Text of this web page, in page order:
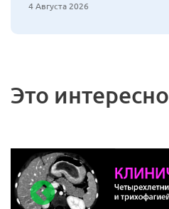
4 Августа 2026
Это интересно